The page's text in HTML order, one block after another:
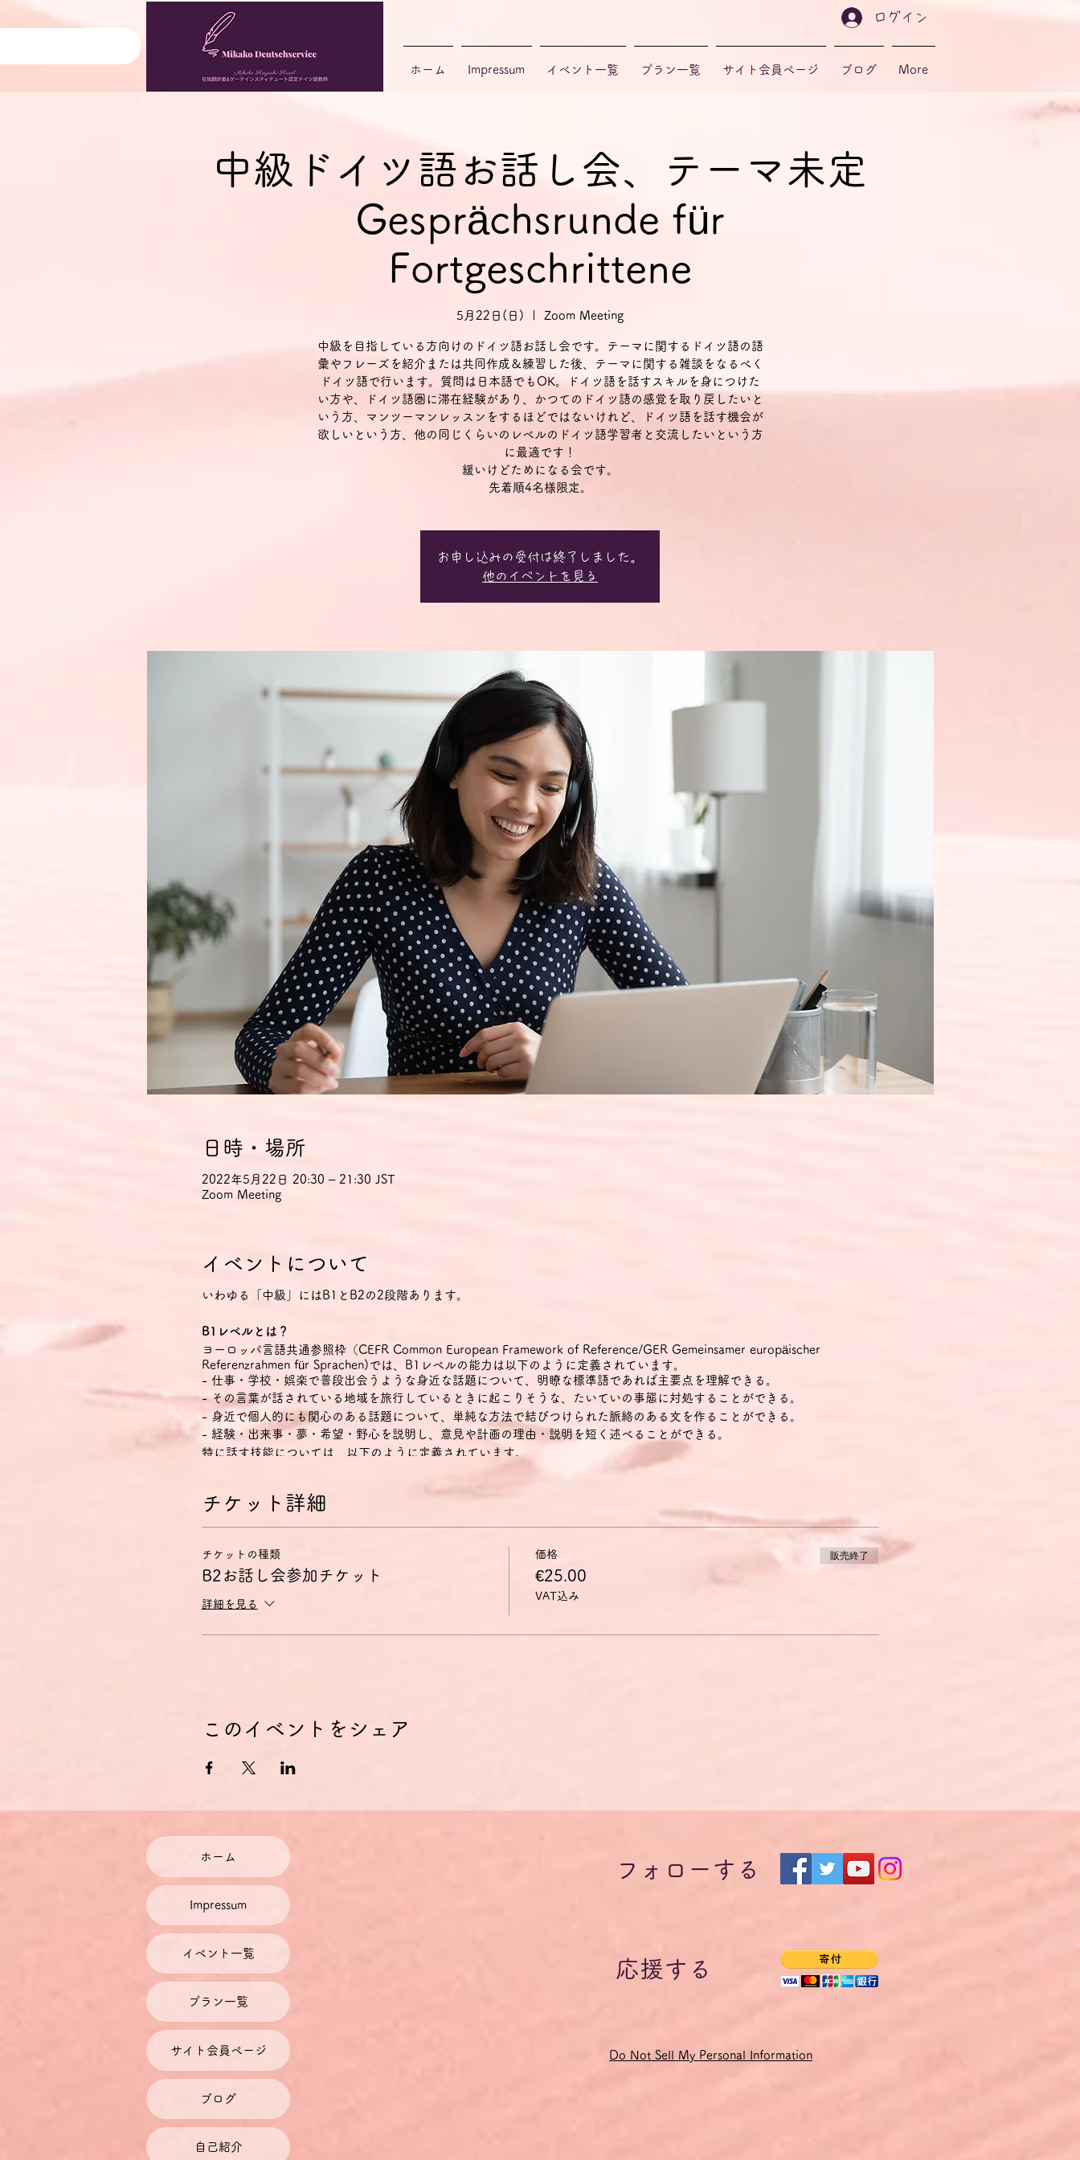
中級ドイツ語お話し会、テーマ未定
Gesprächsrunde für
Fortgeschrittene
5月22日(日) Zoom Meeting
中級を目指している方向けのドイツ語お話し会です。テーマに関するドイツ語の語
彙やフレーズを紹介または共同作成＆練習した後、テーマに関する雑談をなるべく
ドイツ語で行います。質問は日本語でもOK。ドイツ語を話すスキルを身につけた
い方や、ドイツ語圏に滞在経験があり、かつてのドイツ語の感覚を取り戻したいと
いう方、マンツーマンレッスンをするほどではないけれど、ドイツ語を話す機会が
欲しいという方、他の同じくらいのレベルのドイツ語学習者と交流したいという方
に最適です！
緩いけどためになる会です。
先着順4名様限定。
お申し込みの受付は終了しました。
他のイベントを見る
日時・場所
2022年5月22日 20:30 – 21:30 JST
Zoom Meeting
イベントについて
いわゆる「中級」にはB1とB2の2段階あります。
B1レベルとは？
ヨーロッパ言語共通参照枠（CEFR Common European Framework of Reference/GER Gemeinsamer europäischer
Referenzrahmen für Sprachen)では、B1レベルの能力は以下のように定義されています。
- 仕事・学校・娯楽で普段出会うような身近な話題について、明瞭な標準語であれば主要点を理解できる。
- その言葉が話されている地域を旅行しているときに起こりそうな、たいていの事態に対処することができる。
- 身近で個人的にも関心のある話題について、単純な方法で結びつけられた脈絡のある文を作ることができる。
- 経験・出来事・夢・希望・野心を説明し、意見や計画の理由・説明を短く述べることができる。
特に話す技能については、以下のように定義されています。
1) 身近な話題や、個人的に興味のある話題、あるいは日常的な家族や趣味、仕事、旅行、時事問題などについてであれば、
2) 簡単で脈絡のある文で経験・出来事・夢・希望・野心を説明することができる。
B2レベルとは？
ヨーロッパ言語共通参照枠（CEFR Common European Framework of Reference/GER Gemeinsamer europäischer
Referenzrahmen für Sprachen)では、B2レベルの能力は以下のように定義されています。
2) なじみのある状況において、議論に積極的に参加し、自分の見解の論拠を述べ、反論できる。
4) さまざまな選択肢について長所や短所を示しながら現在の問題についての視点を説明できる。
その際、参加者それぞれのレベルの違いも考慮されます。
使用言語は原則的にドイツ語のみですが、発言したい内容のドイツ語単語や表現がどうしても分からず、簡単な言いかえもで
きない場合は、日本語で発言しても構いません。その場合、他の参加者または教師が相当するドイツ語単語や表現を提案しま
すので、その提案を取り入れてドイツ語で発言し直すようにします。
自由な発話の流れを阻害しないようにするため、発音・イントネーションの改善点や文法の間違いは目立ったところだけ指摘
するにとどめます。
お話し会で紹介・共同作成・練習したドイツ語の語彙やフレーズ・チャンクは、会の終了後に参加者全員にPDFファイルとし
てご提供します。
チケット料金には、チケット手数料およびドイツの付加価値税19％が含まれています。
ドイツに拠点を置く当社では、クレジットカード決済の受付がシステムの制約上、ユーロでしかできないため、価格をユーロ
で設定しております。ご利用になっているクレジットカード会社がお客様の口座から引き落としする時点での円・ユーロ為替
レートによって円での金額が変動しますので、予めご了承ください。
１ユーロはおおよそ126～133円の間で推移します。
料金の割引
毎月1～2回お話し会に参加される場合は、ドイツ語オンラインサロン「Steckenpferd」に入会されると会員割引があってお得
チケット詳細
チケットの種類
B2お話し会参加チケット
詳細を見る
価格
€25.00
VAT込み
販売終了
このイベントをシェア
ホーム Impressum イベント一覧 プラン一覧 サイト会員ページ ブログ More
ログイン
ホーム
Impressum
イベント一覧
プラン一覧
サイト会員ページ
ブログ
自己紹介
フォローする
応援する
Do Not Sell My Personal Information